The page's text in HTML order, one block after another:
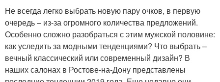
Не всегда легко выбрать новую пару очков, в первую
очередь – из-за огромного количества предложений.
Особенно сложно разобраться с этим мужской половине:
как уследить за модными тенденциями? Что выбрать –
вечный классический или современный дизайн? В
наших салонах в Ростове-на-Дону представлены